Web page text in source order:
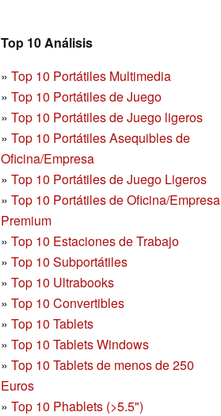
Top 10 Análisis
» Top 10 Portátiles Multimedia
» Top 10 Portátiles de Juego
» Top 10 Portátiles de Juego ligeros
» Top 10 Portátiles Asequibles de
Oficina/Empresa
» Top 10 Portátiles de Juego Ligeros
» Top 10 Portátiles de Oficina/Empresa
Premium
» Top 10 Estaciones de Trabajo
» Top 10 Subportátiles
» Top 10 Ultrabooks
» Top 10 Convertibles
» Top 10 Tablets
» Top 10 Tablets Windows
» Top 10 Tablets de menos de 250
Euros
» Top 10 Phablets (>5.5")